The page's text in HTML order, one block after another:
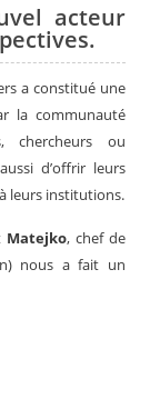
acteur
a constitué une
la communauté
chercheurs ou
d’offrir leurs
leurs institutions.
Matejko, chef de
nous a fait un